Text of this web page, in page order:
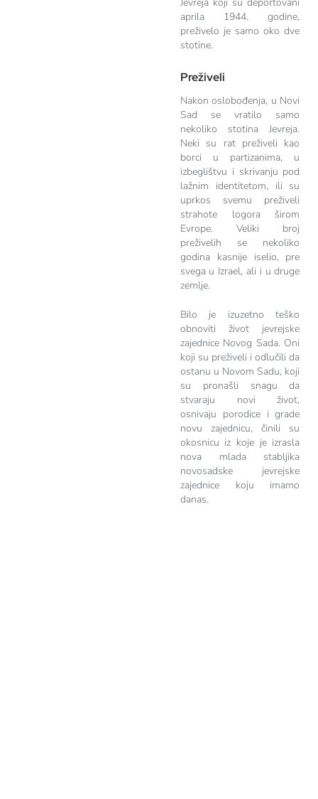
aprila 1944. godine,
preživelo je samo oko dve
stotine.
Preživeli
Nakon oslobođenja, u Novi
Sad se vratilo samo
nekoliko stotina Jevreja.
Neki su rat preživeli kao
borci u partizanima, u
izbeglištvu i skrivanju pod
lažnim identitetom, ili su
uprkos svemu preživeli
strahote logora širom
Evrope. Veliki broj
preživelih se nekoliko
godina kasnije iselio, pre
svega u Izrael, ali i u druge
zemlje.
Bilo je izuzetno teško
obnoviti život jevrejske
zajednice Novog Sada. Oni
koji su preživeli i odlučili da
ostanu u Novom Sadu, koji
su pronašli snagu da
stvaraju novi život,
osnivaju porodice i grade
novu zajednicu, činili su
okosnicu iz koje je izrasla
nova mlada stabljika
novosadske jevrejske
zajednice koju imamo
danas.